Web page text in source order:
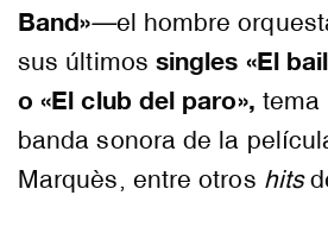
Band»—el hombre
sus últimos singles «El
o «El club del paro», tema
banda sonora de la
Marquès, entre otros hits